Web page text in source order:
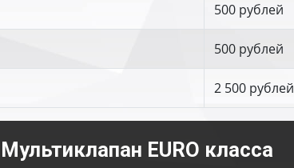
500 рублей
500 рублей
2 500 рублей
Мультиклапан EURO класса